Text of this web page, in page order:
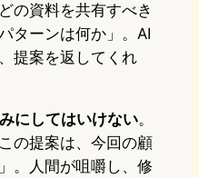
の資料を共有すべき
ターンは何か」。AI
提案を返してくれ
にしてはいけない。
の提案は、今回の顧
。人間が咀嚼し、修